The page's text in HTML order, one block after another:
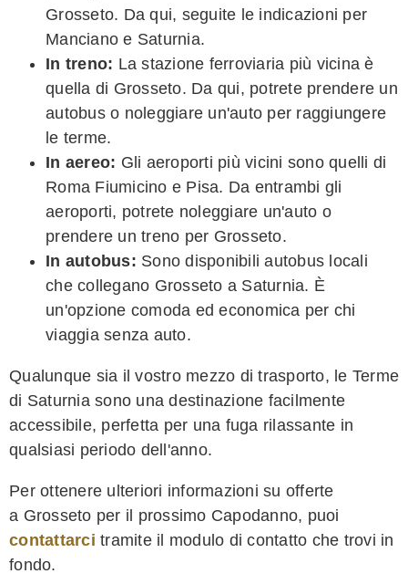
Grosseto. Da qui, seguite le indicazioni per
Manciano e Saturnia.
In treno: La stazione ferroviaria più vicina è
quella di Grosseto. Da qui, potrete prendere un
autobus o noleggiare un'auto per raggiungere
le terme.
In aereo: Gli aeroporti più vicini sono quelli di
Roma Fiumicino e Pisa. Da entrambi gli
aeroporti, potrete noleggiare un'auto o
prendere un treno per Grosseto.
In autobus: Sono disponibili autobus locali
che collegano Grosseto a Saturnia. È
un'opzione comoda ed economica per chi
viaggia senza auto.
Qualunque sia il vostro mezzo di trasporto, le Terme
di Saturnia sono una destinazione facilmente
accessibile, perfetta per una fuga rilassante in
qualsiasi periodo dell'anno.
Per ottenere ulteriori informazioni su offerte
a Grosseto per il prossimo Capodanno, puoi
contattarci tramite il modulo di contatto che trovi in
fondo.